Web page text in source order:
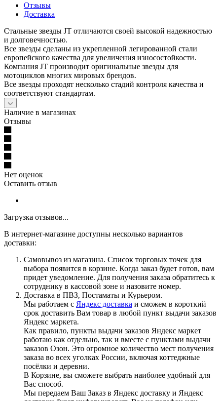
Отзывы
Доставка
Стальные звезды JT отличаются своей высокой надежностью
и долговечностью.
Все звезды сделаны из укрепленной легированной стали
европейского качества для увеличения износостойкости.
Компания JT производит оригинальные звезды для
мотоциклов многих мировых брендов.
Все звезды проходят несколько стадий контроля качества и
соответствуют стандартам.
Наличие в магазинах
Отзывы
Нет оценок
Оставить отзыв
Загрузка отзывов...
В интернет-магазине доступны несколько вариантов
доставки:
Самовывоз из магазина. Список торговых точек для
выбора появится в корзине. Когда заказ будет готов, вам
придет уведомление. Для получения заказа обратитесь к
сотруднику в кассовой зоне и назовите номер.
Доставка в ПВЗ, Постаматы и Курьером.
Мы работаем с Яндекс доставка и сможем в короткий
срок доставить Вам товар в любой пункт выдачи заказов
Яндекс маркета.
Как правило, пункты выдачи заказов Яндекс маркет
работаю как отдельно, так и вместе с пунктами выдачи
заказов Озон. Это огромное количество мест получения
заказа во всех уголках России, включая коттеджные
посёлки и деревни.
В Корзине, вы сможете выбрать наиболее удобный для
Вас способ.
Мы передаем Ваш Заказ в Яндекс доставку и Яндекс